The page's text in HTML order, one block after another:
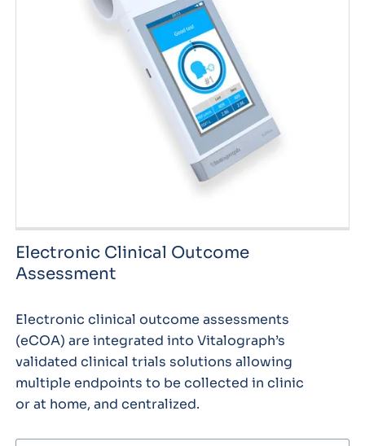
Electronic Clinical Outcome
Assessment
Electronic clinical outcome assessments
(eCOA) are integrated into Vitalograph’s
validated clinical trials solutions allowing
multiple endpoints to be collected in clinic
or at home, and centralized.